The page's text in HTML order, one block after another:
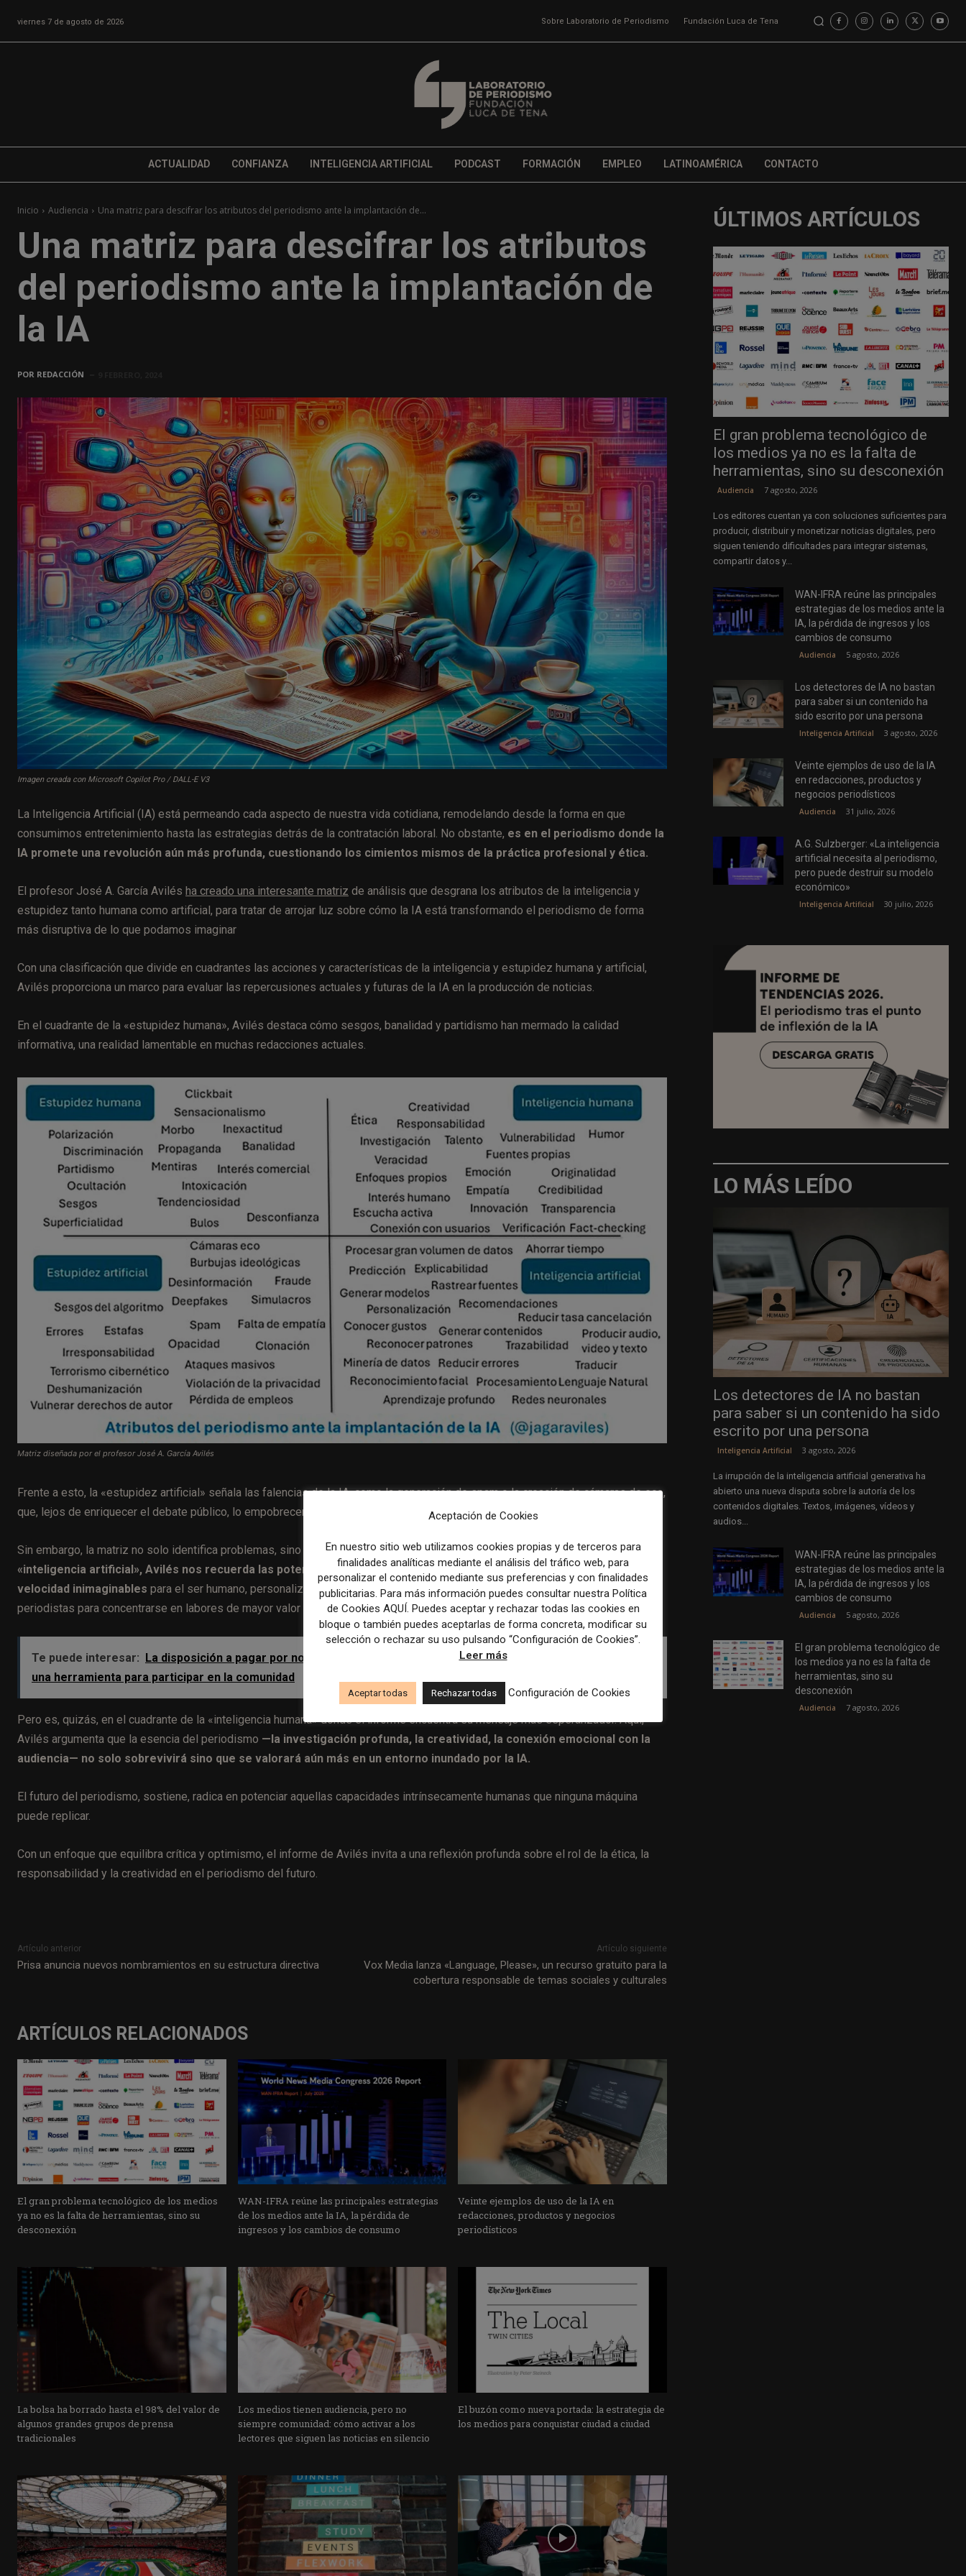
viernes 7 de agosto de 2026 Sobre Laboratorio de Periodismo Fundación Luca de Tena
ACTUALIDAD CONFIANZA INTELIGENCIA ARTIFICIAL PODCAST FORMACIÓN EMPLEO LATINOAMÉRICA CONTACTO
Inicio Audiencia Una matriz para descifrar los atributos del periodismo ante la implantación de...
Una matriz para descifrar los atributos
del periodismo ante la implantación de
la IA
POR REDACCIÓN
Imagen creada con Microsoft Copilot Pro / DALL-E V3
La Inteligencia Artificial (IA) está permeando cada aspecto de nuestra vida cotidiana, remodelando desde la forma en que
consumimos entretenimiento hasta las estrategias detrás de la contratación laboral. No obstante, es en el periodismo donde la
IA promete una revolución aún más profunda, cuestionando los cimientos mismos de la práctica profesional y ética.
El profesor José A. García Avilés ha creado una interesante matriz de análisis que desgrana los atributos de la inteligencia y
estupidez tanto humana como artificial, para tratar de arrojar luz sobre cómo la IA está transformando el periodismo de forma
más disruptiva de lo que podamos imaginar
Con una clasificación que divide en cuadrantes las acciones y características de la inteligencia y estupidez humana y artificial,
Avilés proporciona un marco para evaluar las repercusiones actuales y futuras de la IA en la producción de noticias.
En el cuadrante de la «estupidez humana», Avilés destaca cómo sesgos, banalidad y partidismo han mermado la calidad
informativa, una realidad lamentable en muchas redacciones actuales.
Matriz diseñada por el profesor José A. García Avilés
Frente a esto, la «estupidez artificial» señala las falencias de la IA, como la generación de spam o la creación de cámaras de eco,
que, lejos de enriquecer el debate público, lo empobrecen con desinformación y polarización.
Sin embargo, la matriz no solo identifica problemas, sino que también ilumina caminos a seguir.En el cuadrante de la
«inteligencia artificial», Avilés nos recuerda las potencialidades de esta tecnología para procesar datos a una escala y
velocidad inimaginables para el ser humano, personalizar contenidos y optimizar tareas repetitivas, liberando así a los
periodistas para concentrarse en labores de mayor valor añadido.
Te puede interesar: La disposición a pagar por noticias locales aumenta cuando los lectores ven al medio como
una herramienta para participar en la comunidad
Pero es, quizás, en el cuadrante de la «inteligencia humana» donde el informe encuentra su mensaje más esperanzador. Aquí,
Avilés argumenta que la esencia del periodismo —la investigación profunda, la creatividad, la conexión emocional con la
audiencia— no solo sobrevivirá sino que se valorará aún más en un entorno inundado por la IA.
El futuro del periodismo, sostiene, radica en potenciar aquellas capacidades intrínsecamente humanas que ninguna máquina
puede replicar.
Con un enfoque que equilibra crítica y optimismo, el informe de Avilés invita a una reflexión profunda sobre el rol de la ética, la
responsabilidad y la creatividad en el periodismo del futuro.
Artículo anterior
Prisa anuncia nuevos nombramientos en su estructura directiva
Artículo siguiente
Vox Media lanza «Language, Please», un recurso gratuito para la
cobertura responsable de temas sociales y culturales
ARTÍCULOS RELACIONADOS
El gran problema tecnológico de los medios
ya no es la falta de herramientas, sino su
desconexión
WAN-IFRA reúne las principales estrategias
de los medios ante la IA, la pérdida de
ingresos y los cambios de consumo
Veinte ejemplos de uso de la IA en
redacciones, productos y negocios
periodísticos
La bolsa ha borrado hasta el 98% del valor de
algunos grandes grupos de prensa
tradicionales
Los medios tienen audiencia, pero no
siempre comunidad: cómo activar a los
lectores que siguen las noticias en silencio
El buzón como nueva portada: la estrategia de
los medios para conquistar ciudad a ciudad
ÚLTIMOS ARTÍCULOS
El gran problema tecnológico de
los medios ya no es la falta de
herramientas, sino su desconexión
Audiencia 7 agosto, 2026
Los editores cuentan ya con soluciones suficientes para
producir, distribuir y monetizar noticias digitales, pero
siguen teniendo dificultades para integrar sistemas,
compartir datos y...
WAN-IFRA reúne las principales
estrategias de los medios ante la
IA, la pérdida de ingresos y los
cambios de consumo
Audiencia 5 agosto, 2026
Los detectores de IA no bastan
para saber si un contenido ha
sido escrito por una persona
Inteligencia Artificial 3 agosto, 2026
Veinte ejemplos de uso de la IA
en redacciones, productos y
negocios periodísticos
Audiencia 31 julio, 2026
A.G. Sulzberger: «La inteligencia
artificial necesita al periodismo,
pero puede destruir su modelo
económico»
Inteligencia Artificial 30 julio, 2026
LO MÁS LEÍDO
Los detectores de IA no bastan
para saber si un contenido ha sido
escrito por una persona
Inteligencia Artificial 3 agosto, 2026
La irrupción de la inteligencia artificial generativa ha
abierto una nueva disputa sobre la autoría de los
contenidos digitales. Textos, imágenes, vídeos y
audios...
WAN-IFRA reúne las principales
estrategias de los medios ante la
IA, la pérdida de ingresos y los
cambios de consumo
Audiencia 5 agosto, 2026
El gran problema tecnológico de
los medios ya no es la falta de
herramientas, sino su
desconexión
Audiencia 7 agosto, 2026
Aceptación de Cookies
En nuestro sitio web utilizamos cookies propias y de terceros para
finalidades analíticas mediante el análisis del tráfico web, para
personalizar el contenido mediante sus preferencias y con finalidades
publicitarias. Para más información puedes consultar nuestra Política
de Cookies AQUÍ. Puedes aceptar y rechazar todas las cookies en
bloque o también puedes aceptarlas de forma concreta, modificar su
selección o rechazar su uso pulsando “Configuración de Cookies”.
Leer más
Aceptar todas Rechazar todas Configuración de Cookies